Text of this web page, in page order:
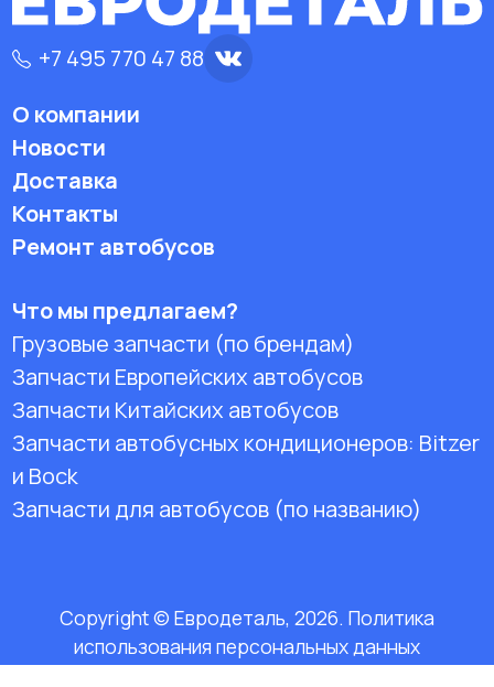
+7 495 770 47 88
О компании
Новости
Доставка
Контакты
Ремонт автобусов
Что мы предлагаем?
Грузовые запчасти (по брендам)
Запчасти Европейских автобусов
Запчасти Китайских автобусов
Запчасти автобусных кондиционеров: Bitzer
и Bock
Запчасти для автобусов (по названию)
Copyright © Евродеталь, 2026. Политика
использования персональных данных